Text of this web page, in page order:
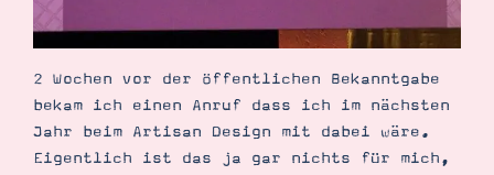
Über Stampin’ Up!
2 Wochen vor der öffentlichen Bekanntgabe
bekam ich einen Anruf dass ich im nächsten
Jahr beim Artisan Design mit dabei wäre.
Eigentlich ist das ja gar nichts für mich,